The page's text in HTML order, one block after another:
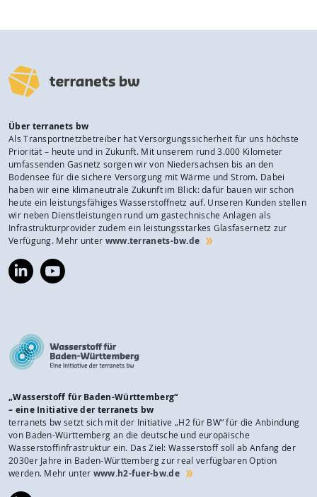
Über terranets bw
Als Transportnetzbetreiber hat Versorgungssicherheit für uns höchste
Priorität – heute und in Zukunft. Mit unserem rund 3.000 Kilometer
umfassenden Gasnetz sorgen wir von Niedersachsen bis an den
Bodensee für die sichere Versorgung mit Wärme und Strom. Dabei
haben wir eine klimaneutrale Zukunft im Blick: dafür bauen wir schon
heute ein leistungsfähiges Wasserstoffnetz auf. Unseren Kunden stellen
wir neben Dienstleistungen rund um gastechnische Anlagen als
Infrastrukturprovider zudem ein leistungsstarkes Glasfasernetz zur
Verfügung. Mehr unter www.terranets-bw.de
https://www.linkedin.com/company/terranets-
bw-
https://www.youtube.com/@terranetsbw
„Wasserstoff für Baden-Württemberg“
– eine Initiative der terranets bw
terranets bw setzt sich mit der Initiative „H2 für BW“ für die Anbindung
von Baden-Württemberg an die deutsche und europäische
Wasserstoffinfrastruktur ein. Das Ziel: Wasserstoff soll ab Anfang der
2030er Jahre in Baden-Württemberg zur real verfügbaren Option
werden. Mehr unter www.h2-fuer-bw.de